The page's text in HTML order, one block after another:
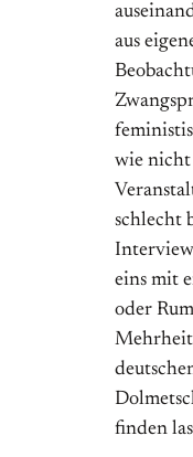
aus
wie nicht
schlecht
eins mit
oder
finden